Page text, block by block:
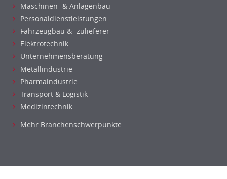
Sicherheitsdienste, Schutzdienste
Automatisierungstechnik
Bauwesen
Elektrotechnik, Elektronik
Energie und Umwelttechnik
Entwicklung
Fertigungstechnik
Kunststofftechnik
Maschinenbau
Maschinen- & Anlagenbau
Personaldienstleistungen
Fahrzeugbau & -zulieferer
Elektrotechnik
Unternehmensberatung
Metallindustrie
Pharmaindustrie
Transport & Logistik
Medizintechnik
Mehr Branchenschwerpunkte